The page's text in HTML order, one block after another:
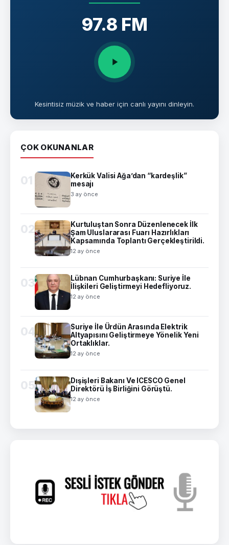
97.8 FM
Kesintisiz müzik ve haber için canlı yayını dinleyin.
ÇOK OKUNANLAR
01
Kerkük Valisi Ağa’dan “kardeşlik”
mesajı
3 ay önce
02
Kurtuluştan Sonra Düzenlenecek İlk
Şam Uluslararası Fuarı Hazırlıkları
Kapsamında Toplantı Gerçekleştirildi.
12 ay önce
03
Lübnan Cumhurbaşkanı: Suriye İle
İlişkileri Geliştirmeyi Hedefliyoruz.
12 ay önce
04
Suriye İle Ürdün Arasında Elektrik
Altyapısını Geliştirmeye Yönelik Yeni
Ortaklıklar.
12 ay önce
05
Dışişleri Bakanı Ve ICESCO Genel
Direktörü İş Birliğini Görüştü.
12 ay önce